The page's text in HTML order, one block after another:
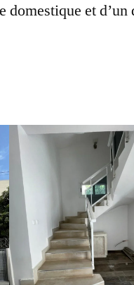
domestique et d’un